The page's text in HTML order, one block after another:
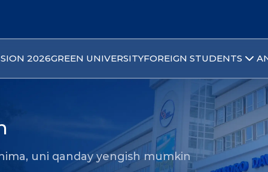
2026GREEN UNIVERSITYFOREIGN STUDENTS
uni qanday yengish mumkin